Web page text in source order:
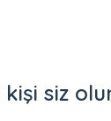
kişi siz